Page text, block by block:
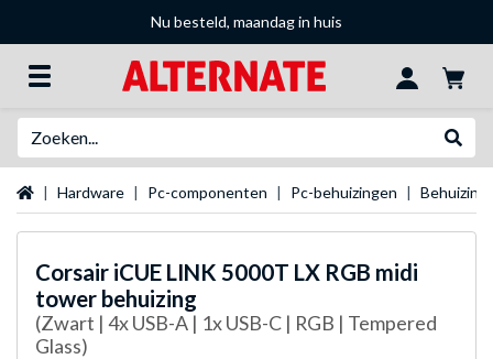
Nu besteld, maandag in huis
Startpagina
Hardware Pc-componenten Pc-behuizingen
Corsair iCUE LINK 5000T LX RGB midi
tower behuizing
(Zwart | 4x USB-A | 1x USB-C | RGB | Tempered
Glass)